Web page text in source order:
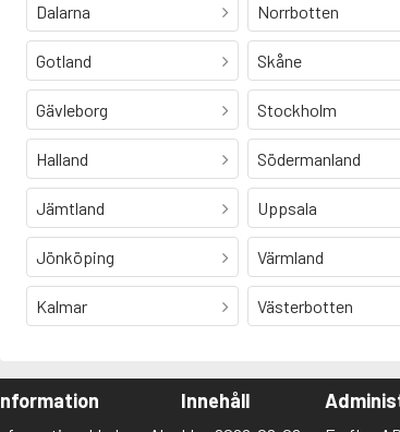
Dalarna
Gotland
Gävleborg
Halland
Jämtland
Jönköping
Kalmar
Norrbotten
Skåne
Stockholm
Södermanland
Uppsala
Värmland
Västerbotten
Innehåll